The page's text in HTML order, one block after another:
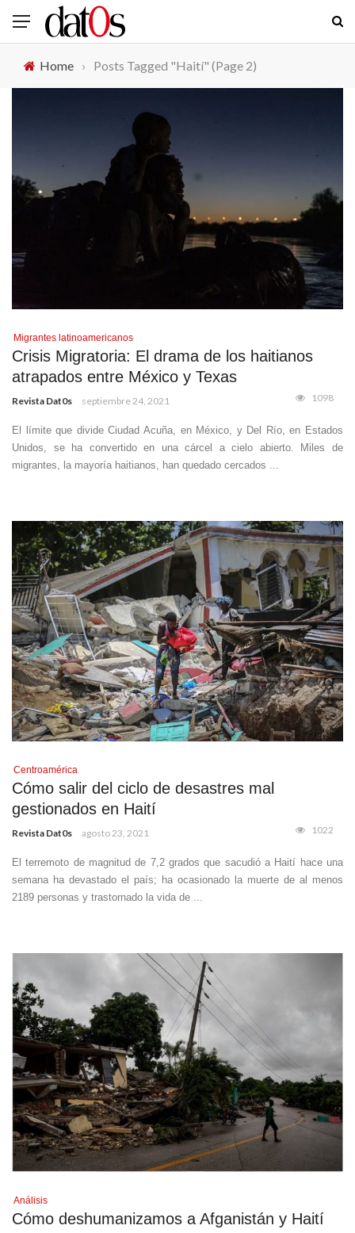
Home › Posts Tagged "Haití" (Page 2)
Migrantes latinoamericanos
Crisis Migratoria: El drama de los haitianos
atrapados entre México y Texas
Revista Dat0s septiembre 24, 2021 1098
El límite que divide Ciudad Acuña, en México, y Del Río, en Estados
Unidos, se ha convertido en una cárcel a cielo abierto. Miles de
migrantes, la mayoría haitianos, han quedado cercados ...
Centroamérica
Cómo salir del ciclo de desastres mal
gestionados en Haití
Revista Dat0s agosto 23, 2021 1022
El terremoto de magnitud de 7,2 grados que sacudió a Haití hace una
semana ha devastado el país; ha ocasionado la muerte de al menos
2189 personas y trastornado la vida de ...
Análisis
Cómo deshumanizamos a Afganistán y Haití